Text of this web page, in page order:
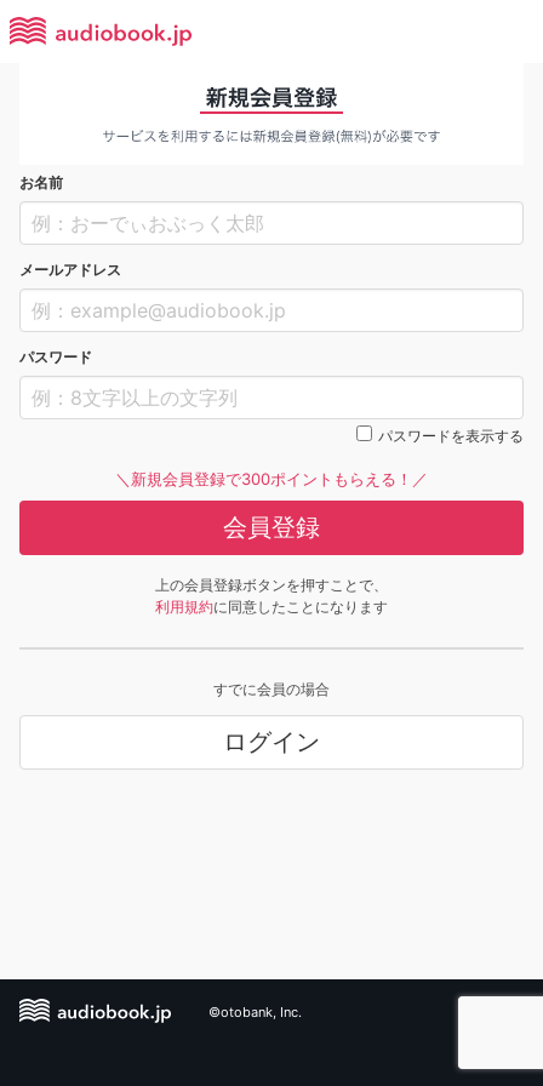
お名前
メールアドレス
パスワード
パスワードを表示する
＼新規会員登録で300ポイントもらえる！／
会員登録
上の会員登録ボタンを押すことで、
利用規約に同意したことになります
すでに会員の場合
ログイン
©otobank, Inc.